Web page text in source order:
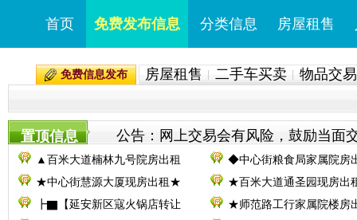
首页 免费发布信息 分类信息 房屋租售
免费信息发布 房屋租售 二手车买卖 物品交易
置顶信息 公告：网上交易会有风险，鼓励当面
▲百米大道楠林九号院房出租
◆中心街粮食局家属院房
★中心街慧源大厦现房出租★
★百米大道通圣园现房出
┣▇【延安新区寇火锅店转让
★师范路工行家属院楼房